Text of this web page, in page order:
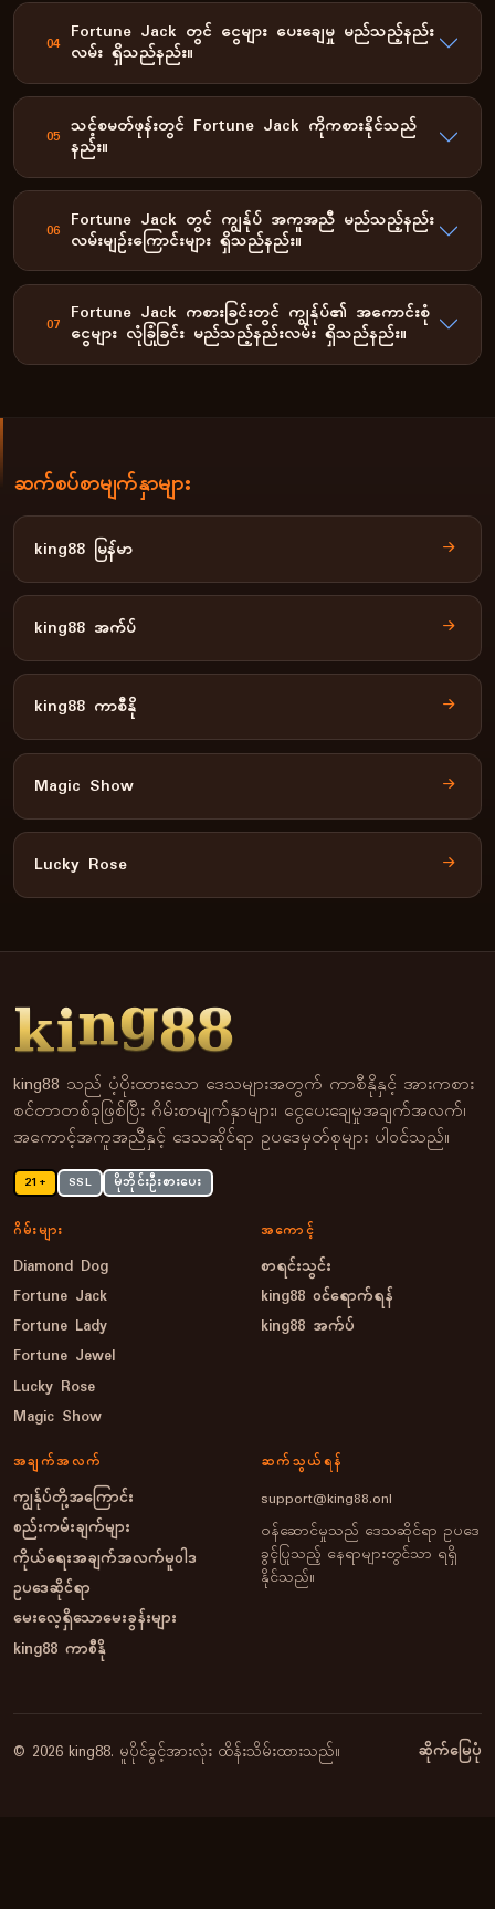
04 Fortune Jack တွင် ငွေများ ပေးချေမှု မည်သည့်နည်း
လမ်း ရှိသည်နည်း။
05 သင့်စမတ်ဖုန်းတွင် Fortune Jack ကိုကစားနိုင်သည်
နည်း။
06 Fortune Jack တွင် ကျွန်ုပ် အကူအညီ မည်သည့်နည်း
လမ်းမျဉ်းကြောင်းများ ရှိသည်နည်း။
07 Fortune Jack ကစားခြင်းတွင် ကျွန်ုပ်၏ အကောင်းစုံ
ငွေများ လုံခြုံခြင်း မည်သည့်နည်းလမ်း ရှိသည်နည်း။
ဆက်စပ်စာမျက်နှာများ
king88 မြန်မာ
king88 အက်ပ်
king88 ကာစီနို
Magic Show
Lucky Rose
king88 သည် ပံ့ပိုးထားသော ဒေသများအတွက် ကာစီနိုနှင့် အားကစား
စင်တာတစ်ခုဖြစ်ပြီး ဂိမ်းစာမျက်နှာများ၊ ငွေပေးချေမှုအချက်အလက်၊
အကောင့်အကူအညီနှင့် ဒေသဆိုင်ရာ ဥပဒေမှတ်စုများ ပါဝင်သည်။
21+ SSL မိုဘိုင်းဦးစားပေး
ဂိမ်းများ
Diamond Dog
Fortune Jack
Fortune Lady
Fortune Jewel
Lucky Rose
Magic Show
အကောင့်
စာရင်းသွင်း
king88 ဝင်ရောက်ရန်
king88 အက်ပ်
အချက်အလက်
ကျွန်ုပ်တို့အကြောင်း
စည်းကမ်းချက်များ
ကိုယ်ရေးအချက်အလက်မူဝါဒ
ဥပဒေဆိုင်ရာ
မေးလေ့ရှိသောမေးခွန်းများ
king88 ကာစီနို
ဆက်သွယ်ရန်
support@king88.onl
ဝန်ဆောင်မှုသည် ဒေသဆိုင်ရာ ဥပဒေ
ခွင့်ပြုသည့် နေရာများတွင်သာ ရရှိ
နိုင်သည်။
© 2026 king88. မူပိုင်ခွင့်အားလုံး ထိန်းသိမ်းထားသည်။ ဆိုက်မြေပုံ